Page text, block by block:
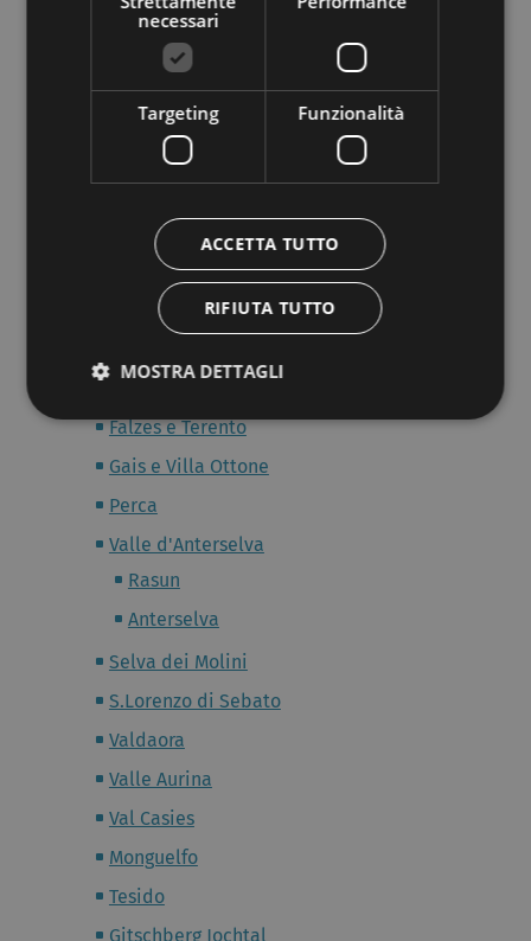
Selva Gardena
Ortisei
S. Cristina
Estate
Inverno
Brunico
Falzes e Terento
Gais e Villa Ottone
Perca
Valle d'Anterselva
Rasun
Anterselva
Selva dei Molini
S.Lorenzo di Sebato
Valdaora
Valle Aurina
Val Casies
Monguelfo
Tesido
Gitschberg Jochtal
necessari
Targeting Funzionalità
ACCETTA TUTTO
RIFIUTA TUTTO
MOSTRA DETTAGLI